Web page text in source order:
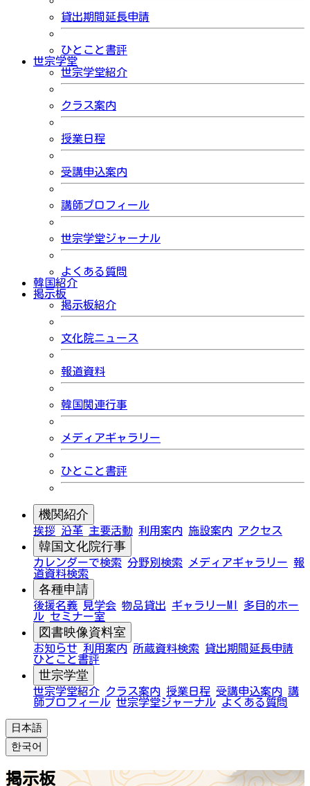
貸出期間延長申請
ひとこと書評
世宗学堂
世宗学堂紹介
クラス案内
授業日程
受講申込案内
講師プロフィール
世宗学堂ジャーナル
よくある質問
韓国紹介
掲示板
掲示板紹介
文化院ニュース
報道資料
韓国関連行事
メディアギャラリー
ひとこと書評
機関紹介
挨拶 沿革 主要活動 利用案内 施設案内 アクセス
韓国文化院行事
カレンダーで検索 分野別検索 メディアギャラリー 報
道資料検索
各種申請
後援名義 見学会 物品貸出 ギャラリーMI
多目的ホー
ル セミナー室
図書映像資料室
お知らせ 利用案内 所蔵資料検索
貸出期間延長申請
ひとこと書評
世宗学堂
世宗学堂紹介 クラス案内 授業日程 受講申込案内 講
師プロフィール 世宗学堂ジャーナル よくある質問
日本語
한국어
掲示板